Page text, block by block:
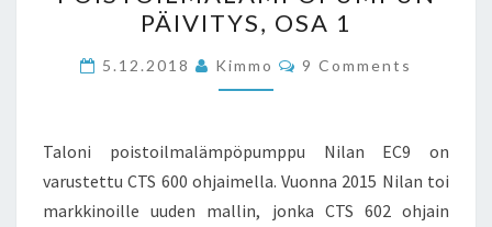
PÄIVITYS,
OSA
PÄIVITYS, OSA 1
5.12.2018 Kimmo Comments
9 Comments
Taloni poistoilmalämpöpumppu Nilan EC9 on
varustettu CTS 600 ohjaimella. Vuonna 2015 Nilan toi
markkinoille uuden mallin, jonka CTS 602 ohjain